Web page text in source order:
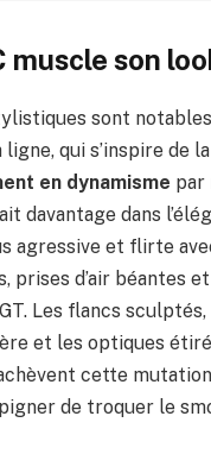
muscle son
sont
ligne, qui s’inspire de
en dynamisme par
davantage dans
agressive et flirte
prises d’air béantes
Les flancs
et les optiques
cette
de troquer le